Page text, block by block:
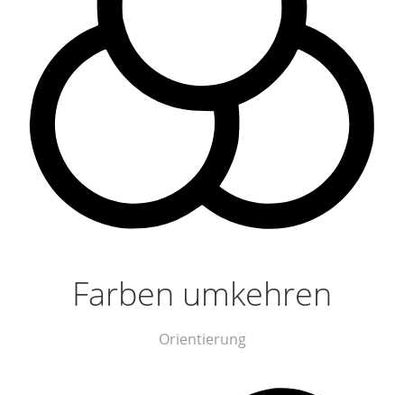
Farben umkehren
Orientierung